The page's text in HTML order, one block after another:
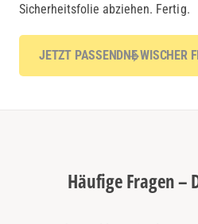
Sicherheitsfolie abziehen. Fertig.
JETZT PASSENDNE WISCHER
Häufige Fragen –